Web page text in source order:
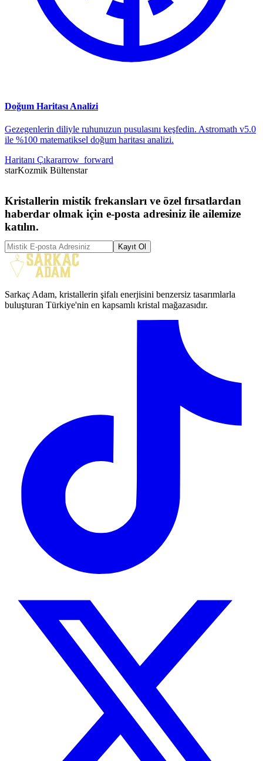
Doğum Haritası Analizi
Gezegenlerin diliyle ruhunuzun pusulasını keşfedin. Astromath v5.0
ile %100 matematiksel doğum haritası analizi.
Haritanı Çıkararrow_forward
starKozmik Bültenstar
Kristallerin mistik frekansları ve özel fırsatlardan
haberdar olmak için e-posta adresiniz ile ailemize
katılın.
Kayıt Ol
Sarkaç Adam, kristallerin şifalı enerjisini benzersiz tasarımlarla
buluşturan Türkiye'nin en kapsamlı kristal mağazasıdır.